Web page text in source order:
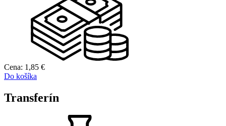
Cena: 1,85 €
Do košíka
Transferín